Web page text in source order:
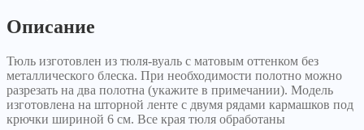
Описание
Тюль изготовлен из тюля-вуаль с матовым оттенком без
металлического блеска. При необходимости полотно можно
разрезать на два полотна (укажите в примечании). Модель
изготовлена на шторной ленте с двумя рядами кармашков под
крючки шириной 6 см. Все края тюля обработаны